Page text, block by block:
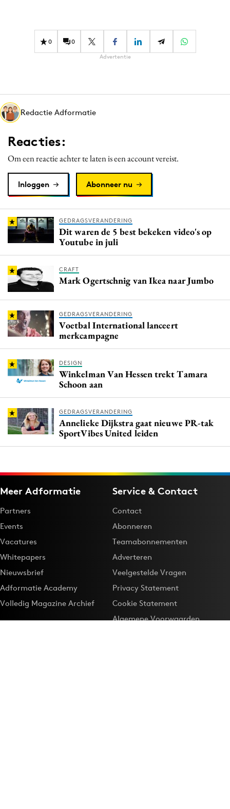
Effectiviteit
Martech
Merkstrategie
PR
Programmatic
Purpose Marketing
Reputatie & crisis
0 0
Advertentie
Redactie Adformatie
Reacties:
Om een reactie achter te laten is een account vereist.
Inloggen Abonneer nu
GEDRAGSVERANDERING
Dit waren de 5 best bekeken video's op
Youtube in juli
CRAFT
Mark Ogertschnig van Ikea naar Jumbo
GEDRAGSVERANDERING
Voetbal International lanceert
merkcampagne
DESIGN
Winkelman Van Hessen trekt Tamara
Schoon aan
GEDRAGSVERANDERING
Annelieke Dijkstra gaat nieuwe PR-tak
SportVibes United leiden
Meer Adformatie
Partners
Events
Vacatures
Whitepapers
Nieuwsbrief
Adformatie Academy
Volledig Magazine Archief
Service & Contact
Contact
Abonneren
Teamabonnementen
Adverteren
Veelgestelde Vragen
Privacy Statement
Cookie Statement
Algemene Voorwaarden